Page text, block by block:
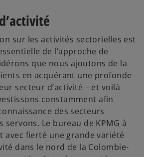
sur les activités sectorielles est
de l’approche de
que nous ajoutons de la
en acquérant une profonde
secteur d’activité – et voilà
constamment afin
des secteurs
servons. Le bureau de KPMG à
avec fierté une grande variété
dans le nord de la Colombie-